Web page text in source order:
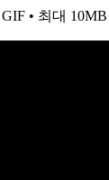
• 최대 10MB